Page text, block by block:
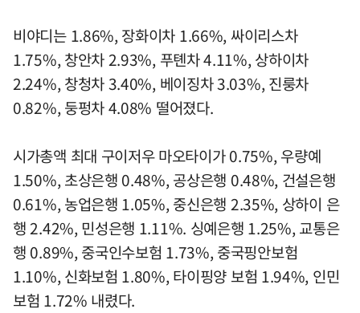
비야디는 1.86%, 장화이차 1.66%, 싸이리스차
1.75%, 창안차 2.93%, 푸톈차 4.11%, 상하이차
2.24%, 창청차 3.40%, 베이징차 3.03%, 진룽차
0.82%, 둥펑차 4.08% 떨어졌다.
시가총액 최대 구이저우 마오타이가 0.75%, 우량예
1.50%, 초상은행 0.48%, 공상은행 0.48%, 건설은행
0.61%, 농업은행 1.05%, 중신은행 2.35%, 상하이 은
행 2.42%, 민성은행 1.11%. 싱예은행 1.25%, 교통은
행 0.89%, 중국인수보험 1.73%, 중국핑안보험
1.10%, 신화보험 1.80%, 타이핑양 보험 1.94%, 인민
보험 1.72% 내렸다.